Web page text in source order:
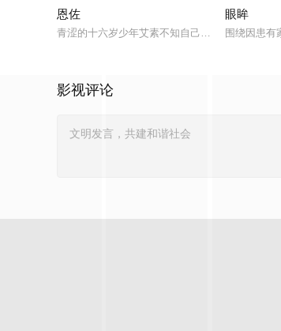
恩佐
青涩的十六岁少年艾素不知自己想要什么，却清
眼眸
围绕因患有
影视评论